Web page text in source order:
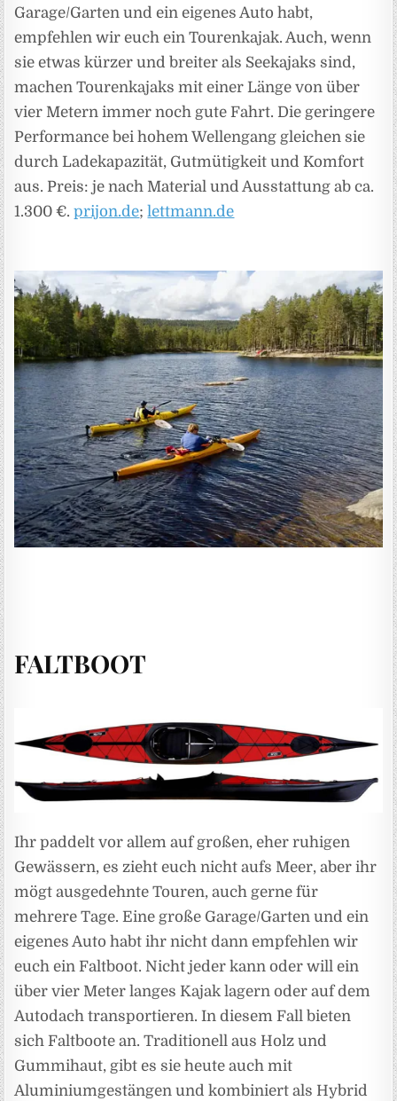
Garage/Garten und ein eigenes Auto habt,
empfehlen wir euch ein Tourenkajak. Auch, wenn
sie etwas kürzer und breiter als Seekajaks sind,
machen Tourenkajaks mit einer Länge von über
vier Metern immer noch gute Fahrt. Die geringere
Performance bei hohem Wellengang gleichen sie
durch Ladekapazität, Gutmütigkeit und Komfort
aus. Preis: je nach Material und Ausstattung ab ca.
1.300 €.prijon.de;lettmann.de
FALTBOOT
Ihr paddelt vor allem auf großen, eher ruhigen
Gewässern, es zieht euch nicht aufs Meer, aber ihr
mögt ausgedehnte Touren, auch gerne für
mehrere Tage. Eine große Garage/Garten und ein
eigenes Auto habt ihr nicht dann empfehlen wir
euch ein Faltboot. Nicht jeder kann oder will ein
über vier Meter langes Kajak lagern oder auf dem
Autodach transportieren. In diesem Fall bieten
sich Faltboote an. Traditionell aus Holz und
Gummihaut, gibt es sie heute auch mit
Aluminiumgestängen und kombiniert als Hybrid